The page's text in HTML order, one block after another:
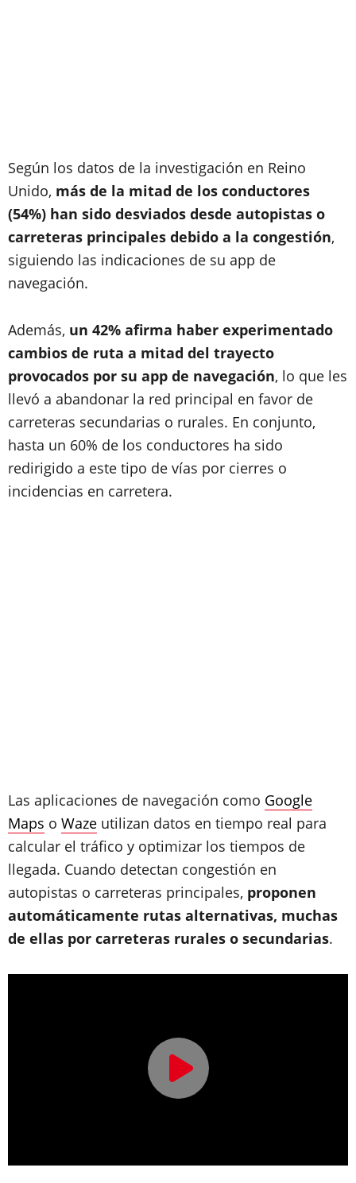
Según los datos de la investigación en Reino
Unido, más de la mitad de los conductores
(54%) han sido desviados desde autopistas o
carreteras principales debido a la congestión,
siguiendo las indicaciones de su app de
navegación.
Además, un 42% afirma haber experimentado
cambios de ruta a mitad del trayecto
provocados por su app de navegación, lo que les
llevó a abandonar la red principal en favor de
carreteras secundarias o rurales. En conjunto,
hasta un 60% de los conductores ha sido
redirigido a este tipo de vías por cierres o
incidencias en carretera.
Las aplicaciones de navegación como Google
Maps o Waze utilizan datos en tiempo real para
calcular el tráfico y optimizar los tiempos de
llegada. Cuando detectan congestión en
autopistas o carreteras principales, proponen
automáticamente rutas alternativas, muchas
de ellas por carreteras rurales o secundarias.